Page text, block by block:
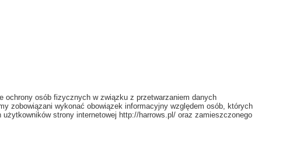
ochrony osób fizycznych w związku z przetwarzaniem danych
zobowiązani wykonać obowiązek informacyjny względem osób, których
strony internetowej http://harrows.pl/ oraz zamieszczonego